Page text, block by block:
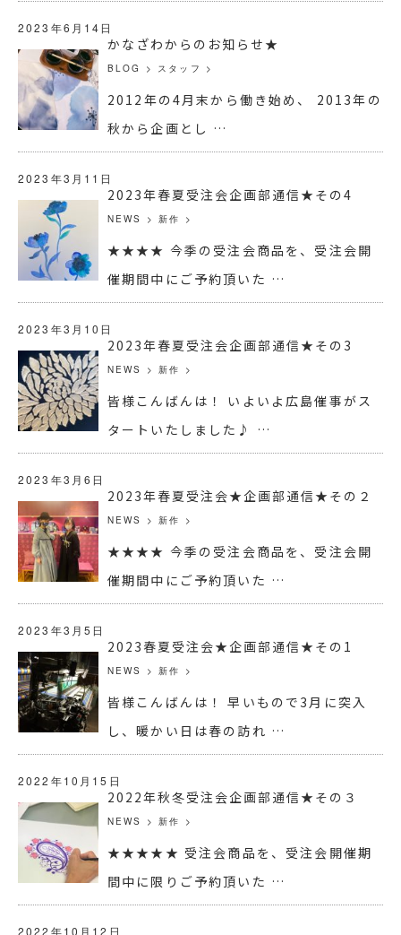
2023年6月14日
かなざわからのお知らせ★
BLOG > スタッフ >
2012年の4月末から働き始め、 2013年の
秋から企画とし …
2023年3月11日
2023年春夏受注会企画部通信★その4
NEWS >新作 >
★★★★ 今季の受注会商品を、受注会開
催期間中にご予約頂いた …
2023年3月10日
2023年春夏受注会企画部通信★その3
NEWS >新作 >
皆様こんばんは！ いよいよ広島催事がス
タートいたしました♪ …
2023年3月6日
2023年春夏受注会★企画部通信★その２
NEWS >新作 >
★★★★ 今季の受注会商品を、受注会開
催期間中にご予約頂いた …
2023年3月5日
2023春夏受注会★企画部通信★その1
NEWS >新作 >
皆様こんばんは！ 早いもので3月に突入
し、暖かい日は春の訪れ …
2022年10月15日
2022年秋冬受注会企画部通信★その３
NEWS >新作 >
★★★★★ 受注会商品を、受注会開催期
間中に限りご予約頂いた …
2022年10月12日